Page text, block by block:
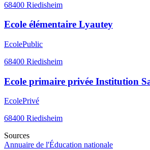
68400 Riedisheim
Ecole élémentaire Lyautey
EcolePublic
68400 Riedisheim
Ecole primaire privée Institution
EcolePrivé
68400 Riedisheim
Sources
Annuaire de l'Éducation nationale